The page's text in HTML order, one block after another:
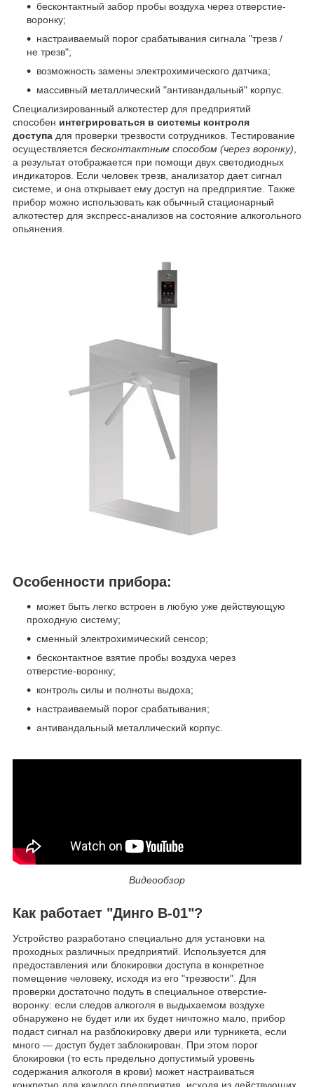
бесконтактный забор пробы воздуха через отверстие-
воронку;
настраиваемый порог срабатывания сигнала "трезв /
не трезв";
возможность замены электрохимического датчика;
массивный металлический "антивандальный" корпус.
Специализированный алкотестер для предприятий
способен интегрироваться в системы контроля
доступа для проверки трезвости сотрудников. Тестирование
осуществляется бесконтактным способом (через воронку)
а результат отображается при помощи двух светодиодных
индикаторов. Если человек трезв, анализатор дает сигнал
системе, и она открывает ему доступ на предприятие. Также
прибор можно использовать как обычный стационарный
алкотестер для экспресс-анализов на состояние алкогольного
опьянения.
Особенности прибора:
может быть легко встроен в любую уже действующую
проходную систему;
сменный электрохимический сенсор;
бесконтактное взятие пробы воздуха через
отверстие-воронку;
контроль силы и полноты выдоха;
настраиваемый порог срабатывания;
антивандальный металлический корпус.
Видеообзор
Как работает "Динго В-01"?
Устройство разработано специально для установки на
проходных различных предприятий. Используется для
предоставления или блокировки доступа в конкретное
помещение человеку, исходя из его "трезвости". Для
проверки достаточно подуть в специальное отверстие-
воронку: если следов алкоголя в выдыхаемом воздухе
обнаружено не будет или их будет ничтожно мало, прибор
подаст сигнал на разблокировку двери или турникета, если
много — доступ будет заблокирован. При этом порог
блокировки (то есть предельно допустимый уровень
содержания алкоголя в крови) может настраиваться